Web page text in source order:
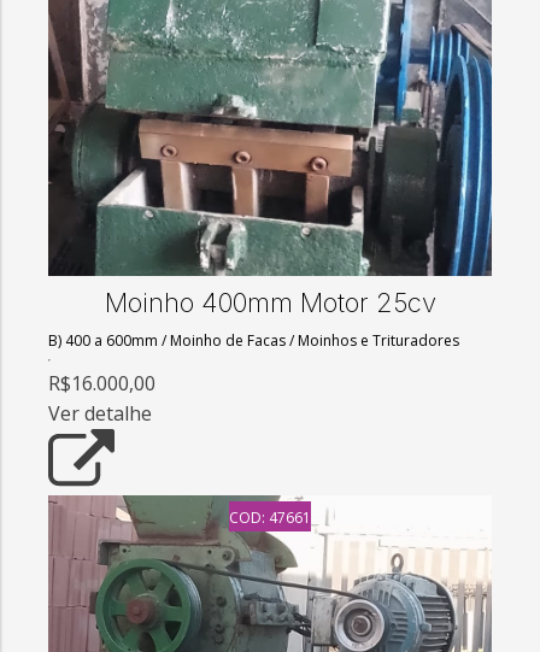
Moinho 400mm Motor 25cv
B) 400 a 600mm /Moinho de Facas/Moinhos e Trituradores
R$16.000,00
Ver detalhe
COD: 47661